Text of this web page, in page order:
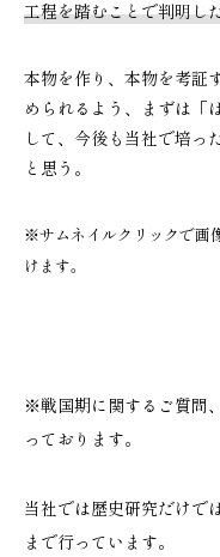
工程を踏むことで判明し
本物を作り、本物を考証
められるよう、まずは「
して、今後も当社で培っ
と思う。
※サムネイルクリックで
けます。
※戦国期に関するご質問
っております。
当社では歴史研究だけで
まで行っています。